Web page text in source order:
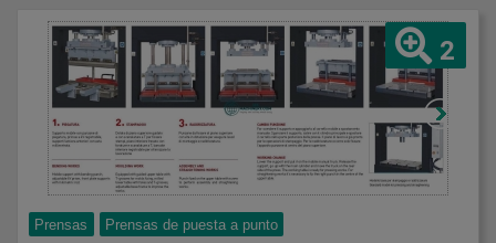
2
Prensas Prensas de puesta a punto